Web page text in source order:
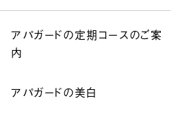
アパガードの定期コースのご案
内
アパガードの美白